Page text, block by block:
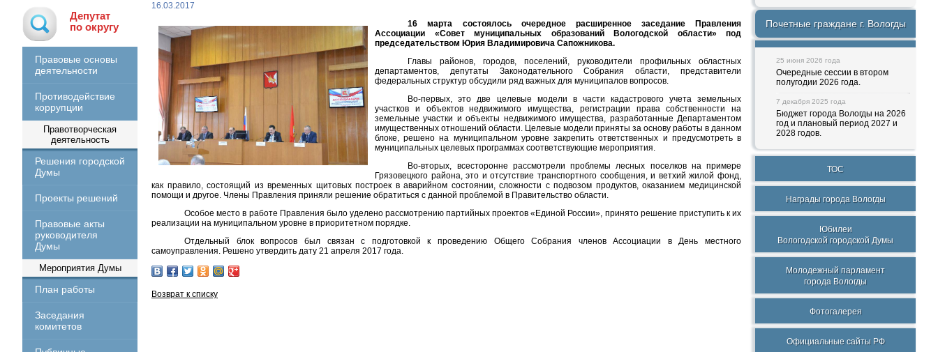
Депутат
по округу
Правовые основы
деятельности
Противодействие
коррупции
Правотворческая
деятельность
Решения городской
Думы
Проекты решений
Правовые акты
руководителя
Думы
Мероприятия Думы
План работы
Заседания
комитетов
16.03.2017
16 марта состоялось очередное расширенное заседание Правления
Ассоциации «Совет муниципальных образований Вологодской области» под
председательством Юрия Владимировича Сапожникова.
Главы районов, городов, поселений, руководители профильных областных
департаментов, депутаты Законодательного Собрания области, представители
федеральных структур обсудили ряд важных для муниципалов вопросов.
Во-первых, это две целевые модели в части кадастрового учета земельных
участков и объектов недвижимого имущества, регистрации права собственности на
земельные участки и объекты недвижимого имущества, разработанные Департаментом
имущественных отношений области. Целевые модели приняты за основу работы в данном
блоке, решено на муниципальном уровне закрепить ответственных и предусмотреть в
муниципальных целевых программах соответствующие мероприятия.
Во-вторых, всесторонне рассмотрели проблемы лесных поселков на примере
Грязовецкого района, это и отсутствие транспортного сообщения, и ветхий жилой фонд,
как правило, состоящий из временных щитовых построек в аварийном состоянии, сложности с подвозом продуктов, оказанием медицинской
помощи и другое. Члены Правления приняли решение обратиться с данной проблемой в Правительство области.
Особое место в работе Правления было уделено рассмотрению партийных проектов «Единой России», принято решение приступить к их
реализации на муниципальном уровне в приоритетном порядке.
Отдельный блок вопросов был связан с подготовкой к проведению Общего Собрания членов Ассоциации в День местного
самоуправления. Решено утвердить дату 21 апреля 2017 года.
Возврат к списку
Почетные граждане г. Вологды
25 июня 2026 года
Очередные сессии в втором
полугодии 2026 года.
7 декабря 2025 года
Бюджет города Вологды на 2026
год и плановый период 2027 и
2028 годов.
ТОС
Награды города Вологды
Юбилеи
Вологодской городской Думы
Молодежный парламент
города Вологды
Фотогалерея
Официальные сайты РФ